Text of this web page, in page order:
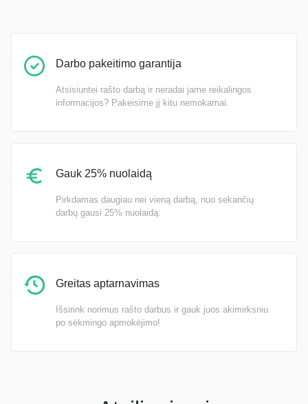
Darbo pakeitimo garantija
Atsisiuntei rašto darbą ir neradai jame reikalingos
informacijos? Pakeisime jį kitu nemokamai.
Gauk 25% nuolaidą
Pirkdamas daugiau nei vieną darbą, nuo sekančių
darbų gausi 25% nuolaidą.
Greitas aptarnavimas
Išsirink norimus rašto darbus ir gauk juos akimirksniu
po sėkmingo apmokėjimo!